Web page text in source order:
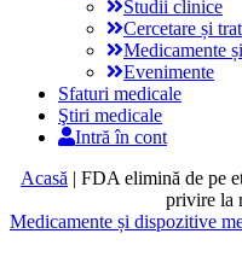
Studii clinice
Cercetare și
Medicamente
Evenimente
Sfaturi medicale
Ştiri medicale
Intră în cont
Acasă | FDA elimină de pe
privire la
Medicamente și dispozitive